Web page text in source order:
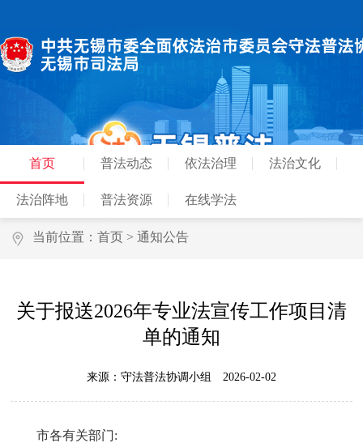
首页 普法动态 依法治理 法治文化
法治阵地 普法资源 在线学法
当前位置： 首页 > 通知公告
关于报送2026年专业法宣传工作项目清
单的通知
来源：守法普法协调小组 2026-02-02
市各有关部门: